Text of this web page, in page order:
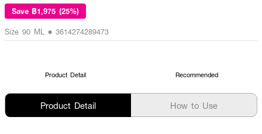
Save ฿1,975 (25%)
Size 90 ML • 3614274289473
Product Detail Recommended
Product Detail How to Use